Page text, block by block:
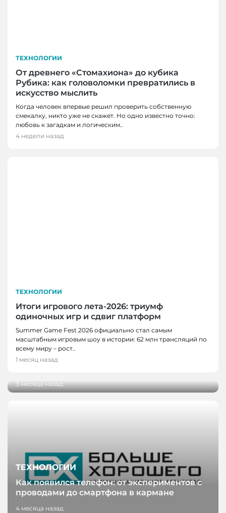
ТЕХНОЛОГИИ
От древнего «Стомахиона» до кубика
Рубика: как головоломки превратились в
искусство мыслить
Когда человек впервые решил проверить собственную
смекалку, никто уже не скажет. Но одно известно точно:
любовь к загадкам и логическим..
4 недели назад
ТЕХНОЛОГИИ
Итоги игрового лета-2026: триумф
одиночных игр и сдвиг платформ
Summer Game Fest 2026 официально стал самым
масштабным игровым шоу в истории: 62 млн трансляций по
всему миру – рост..
1 месяц назад
НОВОСТИ, НОВОСТИ КЕМЕРОВО,
ТЕХНОЛОГИИ
Разработку кузбасских ученых внедрили на
производстве антибактериального
3 месяца назад
ТЕХНОЛОГИИ
Как появился телефон: от экспериментов с
проводами до смартфона в кармане
4 месяца назад